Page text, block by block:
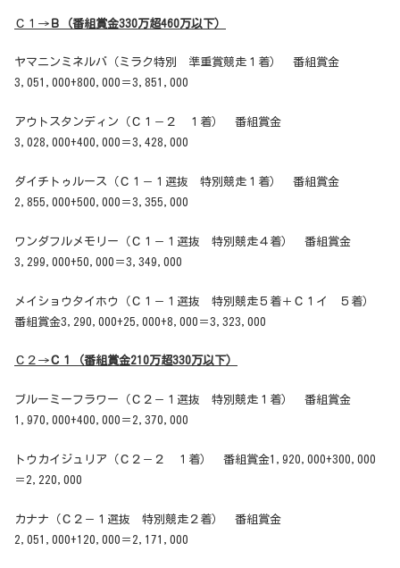
Ｃ１→ Ｂ（番組賞金330万超460万以下）
ヤマニンミネルバ（ミラク特別 準重賞競走１着） 番組賞金
3,051,000+800,000＝3,851,000
アウトスタンディン（Ｃ１－２ １着） 番組賞金
3,028,000+400,000＝3,428,000
ダイチトゥルース（Ｃ１－１選抜 特別競走１着） 番組賞金
2,855,000+500,000＝3,355,000
ワンダフルメモリー（Ｃ１－１選抜 特別競走４着） 番組賞金
3,299,000+50,000＝3,349,000
メイショウタイホウ（Ｃ１－１選抜 特別競走５着＋Ｃ１イ ５着）
番組賞金3,290,000+25,000+8,000＝3,323,000
Ｃ２→Ｃ１（番組賞金210万超330万以下）
ブルーミーフラワー（Ｃ２－１選抜 特別競走１着） 番組賞金
1,970,000+400,000＝2,370,000
トウカイジュリア（Ｃ２－２ １着） 番組賞金1,920,000+300,000
＝2,220,000
カナナ（Ｃ２－１選抜 特別競走２着） 番組賞金
2,051,000+120,000＝2,171,000